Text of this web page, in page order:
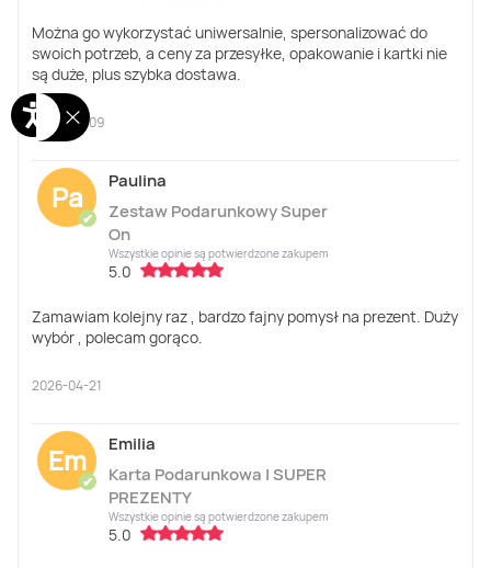
Można go wykorzystać uniwersalnie, spersonalizować do
swoich potrzeb, a ceny za przesyłke, opakowanie i kartki nie
są duże, plus szybka dostawa.
2026-05-09
Pa
✔
Paulina
Zestaw Podarunkowy Super
On
Wszystkie opinie są potwierdzone zakupem
5.0
Zamawiam kolejny raz , bardzo fajny pomysł na prezent. Duży
wybór , polecam gorąco.
2026-04-21
Em
✔
Emilia
Karta Podarunkowa | SUPER
PREZENTY
Wszystkie opinie są potwierdzone zakupem
5.0